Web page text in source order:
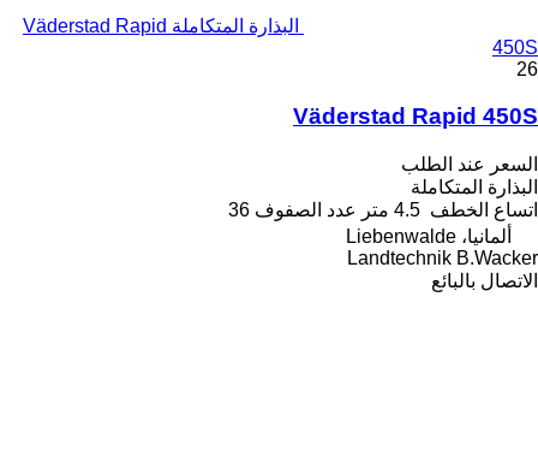
البذارة المتكاملة Väderstad Rapid
450S
26
Väderstad Rapid 450S
السعر عند الطلب
البذارة المتكاملة
اتساع الخطف 4.5 متر عدد الصفوف 36
ألمانيا، Liebenwalde
Landtechnik B.Wacker
الاتصال بالبائع